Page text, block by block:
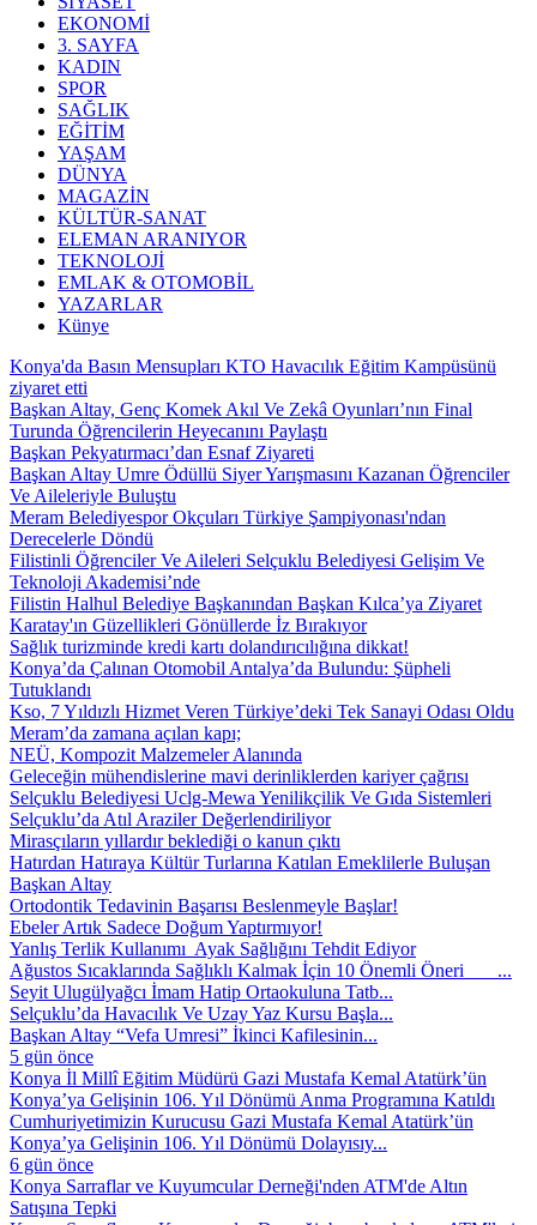
EKONOMİ
3. SAYFA
KADIN
SPOR
SAĞLIK
EĞİTİM
YAŞAM
DÜNYA
MAGAZİN
KÜLTÜR-SANAT
ELEMAN ARANIYOR
TEKNOLOJİ
EMLAK & OTOMOBİL
YAZARLAR
Künye
Konya'da Basın Mensupları KTO Havacılık Eğitim Kampüsünü
ziyaret etti
Başkan Altay, Genç Komek Akıl Ve Zekâ Oyunları’nın Final
Turunda Öğrencilerin Heyecanını Paylaştı
Başkan Pekyatırmacı’dan Esnaf Ziyareti
Başkan Altay Umre Ödüllü Siyer Yarışmasını Kazanan Öğrenciler
Ve Aileleriyle Buluştu
Meram Belediyespor Okçuları Türkiye Şampiyonası'ndan
Derecelerle Döndü
Filistinli Öğrenciler Ve Aileleri Selçuklu Belediyesi Gelişim Ve
Teknoloji Akademisi’nde
Filistin Halhul Belediye Başkanından Başkan Kılca’ya Ziyaret
Karatay'ın Güzellikleri Gönüllerde İz Bırakıyor
Sağlık turizminde kredi kartı dolandırıcılığına dikkat!
Konya’da Çalınan Otomobil Antalya’da Bulundu: Şüpheli
Tutuklandı
Kso, 7 Yıldızlı Hizmet Veren Türkiye’deki Tek Sanayi Odası Oldu
Meram’da zamana açılan kapı;
NEÜ, Kompozit Malzemeler Alanında
Geleceğin mühendislerine mavi derinliklerden kariyer çağrısı
Selçuklu Belediyesi Uclg-Mewa Yenilikçilik Ve Gıda Sistemleri
Selçuklu’da Atıl Araziler Değerlendiriliyor
Mirasçıların yıllardır beklediği o kanun çıktı
Hatırdan Hatıraya Kültür Turlarına Katılan Emeklilerle Buluşan
Başkan Altay
Ortodontik Tedavinin Başarısı Beslenmeyle Başlar!
Ebeler Artık Sadece Doğum Yaptırmıyor!
Yanlış Terlik Kullanımı Ayak Sağlığını Tehdit Ediyor
Ağustos Sıcaklarında Sağlıklı Kalmak İçin 10 Önemli Öneri ...
Seyit Ulugülyağcı İmam Hatip Ortaokuluna Tatb...
Selçuklu’da Havacılık Ve Uzay Yaz Kursu Başla...
Başkan Altay “Vefa Umresi” İkinci Kafilesinin...
5 gün önce
Konya İl Millî Eğitim Müdürü Gazi Mustafa Kemal Atatürk’ün
Konya’ya Gelişinin 106. Yıl Dönümü Anma Programına Katıldı
Cumhuriyetimizin Kurucusu Gazi Mustafa Kemal Atatürk’ün
Konya’ya Gelişinin 106. Yıl Dönümü Dolayısıy...
6 gün önce
Konya Sarraflar ve Kuyumcular Derneği'nden ATM'de Altın
Satışına Tepki